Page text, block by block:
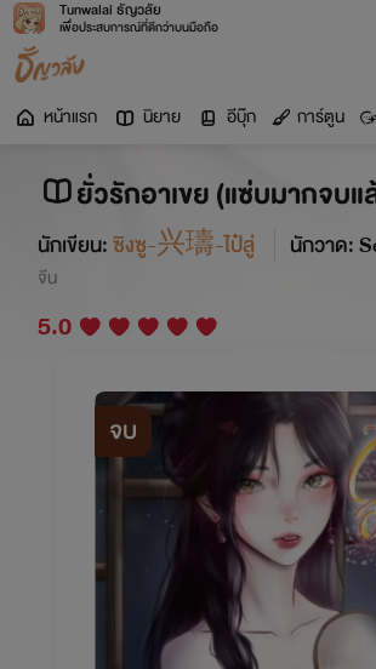
Tunwalai ธัญวลัย
เพื่อประสบการณ์ที่ดีกว่าบนมือถือ
หน้าแรก นิยาย อีบุ๊ก การ์ตูน
ยั่วรักอาเขย (แซ่บมากจบแ
นักเขียน:ซิงซู-兴璹-ไป๋ลู่ นักวาด:
จีน
5.0
จบ